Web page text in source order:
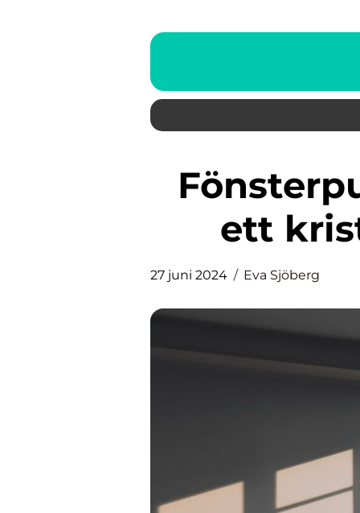
Fönsterputs i Höllviken – för
ett
27 juni 2024 Eva Sjöberg